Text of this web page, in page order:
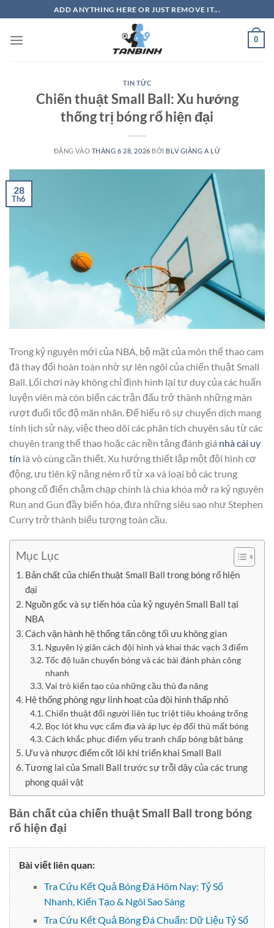
qua
nội
ADD ANYTHING HERE OR JUST REMOVE IT...
0
TIN TỨC
Chiến thuật Small Ball: Xu hướng
thống trị bóng rổ hiện đại
ĐĂNG VÀO THÁNG 6 28, 2026 BỞI BLV GIÀNG A LỬ
28
Th6
Trong kỷ nguyên mới của NBA, bộ mặt của môn thể thao cam
đã thay đổi hoàn toàn nhờ sự lên ngôi của chiến thuật Small
Ball. Lối chơi này không chỉ định hình lại tư duy của các huấn
luyện viên mà còn biến các trận đấu trở thành những màn
rượt đuổi tốc độ mãn nhãn. Để hiểu rõ sự chuyển dịch mang
tính lịch sử này, việc theo dõi các phân tích chuyên sâu từ các
chuyên trang thể thao hoặc các nền tảng đánh giá nhà cái uy
tín là vô cùng cần thiết. Xu hướng thiết lập một đội hình cơ
động, ưu tiên kỹ năng ném rổ từ xa và loại bỏ các trung
phong cổ điển chậm chạp chính là chìa khóa mở ra kỷ nguyên
Run and Gun đầy biến hóa, đưa những siêu sao như Stephen
Curry trở thành biểu tượng toàn cầu.
Mục Lục
Bản chất của chiến thuật Small Ball trong bóng rổ hiện
đại
Nguồn gốc và sự tiến hóa của kỷ nguyên Small Ball tại
NBA
Cách vận hành hệ thống tấn công tối ưu không gian
Nguyên lý giãn cách đội hình và khai thác vạch 3 điểm
Tốc độ luân chuyển bóng và các bài đánh phản công
nhanh
Vai trò kiến tạo của những cầu thủ đa năng
Hệ thống phòng ngự linh hoạt của đội hình thấp nhỏ
Chiến thuật đổi người liên tục triệt tiêu khoảng trống
Bọc lót khu vực cấm địa và áp lực ép đối thủ mất bóng
Cách khắc phục điểm yếu tranh chấp bóng bật bảng
Ưu và nhược điểm cốt lõi khi triển khai Small Ball
Tương lai của Small Ball trước sự trỗi dậy của các trung
phong quái vật
Bản chất của chiến thuật Small Ball trong bóng
rổ hiện đại
Bài viết liên quan:
Tra Cứu Kết Quả Bóng Đá Hôm Nay: Tỷ Số
Nhanh, Kiến Tạo & Ngôi Sao Sáng
Tra Cứu Kết Quả Bóng Đá Chuẩn: Dữ Liệu Tỷ Số